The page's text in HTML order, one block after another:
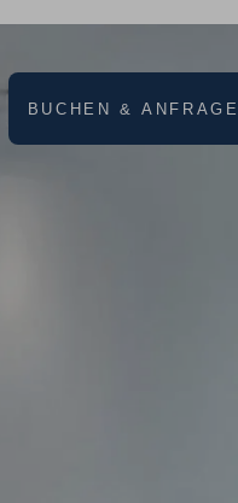
BUCHEN &